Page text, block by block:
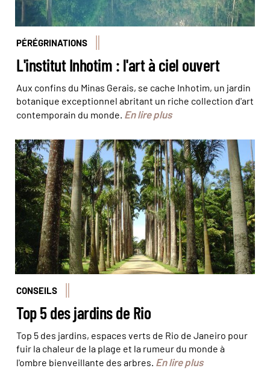
PÉRÉGRINATIONS
L'institut Inhotim : l'art à ciel ouvert
Aux confins du Minas Gerais, se cache Inhotim, un jardin
botanique exceptionnel abritant un riche collection d'art
contemporain du monde. En lire plus
Le Jardin botanique © Baby Travel Rio
CONSEILS
Top 5 des jardins de Rio
Top 5 des jardins, espaces verts de Rio de Janeiro pour
fuir la chaleur de la plage et la rumeur du monde à
l'ombre bienveillante des arbres. En lire plus